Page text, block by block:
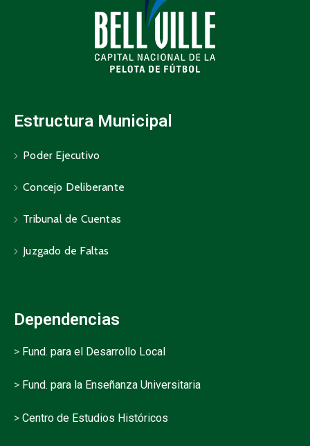
Estructura Municipal
Poder Ejecutivo
Concejo Deliberante
Tribunal de Cuentas
Juzgado de Faltas
Dependencias
> Fund. para el Desarrollo Local
> Fund. para la Enseñanza Universitaria
> Centro de Estudios Históricos